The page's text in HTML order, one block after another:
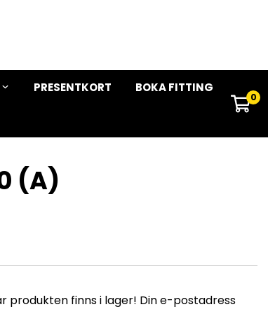
PRESENTKORT BOKA FITTING
0
(A)
produkten finns i lager! Din e-postadress